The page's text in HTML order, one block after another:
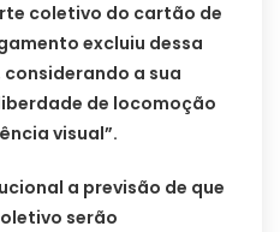
coletivo do cartão de
excluiu dessa
a sua
de locomoção
visual”.
a previsão de que
serão